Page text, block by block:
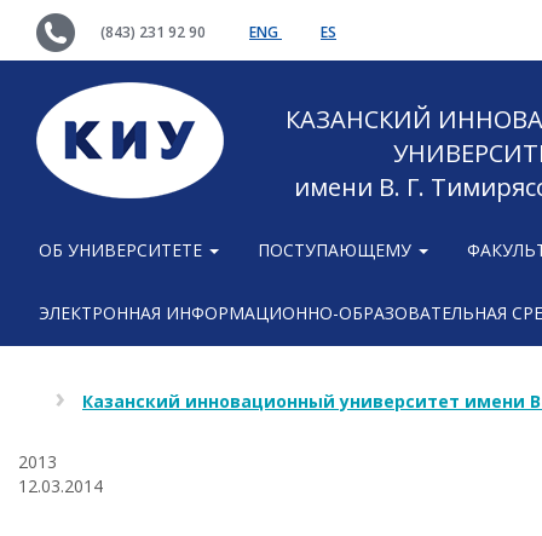
(843) 231 92 90 ENG ES
КАЗАНСКИЙ
имени В. Г.
ОБ УНИВЕРСИТЕТЕ ПОСТУПАЮЩЕМУ
ЭЛЕКТРОННАЯ ИНФОРМАЦИОННО-ОБРАЗОВАТЕЛЬНАЯ
Казанский инновационный университет имени
2013
12.03.2014